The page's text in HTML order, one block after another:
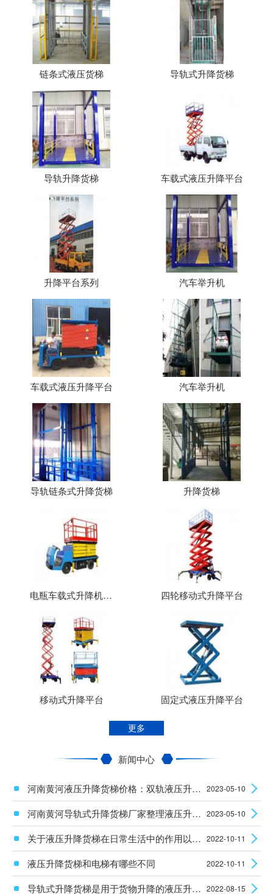
链条式液压货梯 导轨式升降货梯
导轨升降货梯 车载式液压升降平台
升降平台系列 汽车举升机
车载式液压升降平台 汽车举升机
导轨链条式升降货梯 升降货梯
电瓶车载式升降机（平台） 四轮移动式升降平台
移动式升降平台 固定式液压升降平台
更多
新闻中心
河南黄河液压升降货梯价格：双轨液压升降平台使用时安全性怎么样？ 2023-05-10
河南黄河导轨式升降货梯厂家整理液压升降设备电机的维护知识 2023-05-10
关于液压升降货梯在日常生活中的作用以及安装使用须知 2022-10-11
液压升降货梯和电梯有哪些不同 2022-10-11
导轨式升降货梯是用于货物升降的液压升降机械设备 2022-08-15